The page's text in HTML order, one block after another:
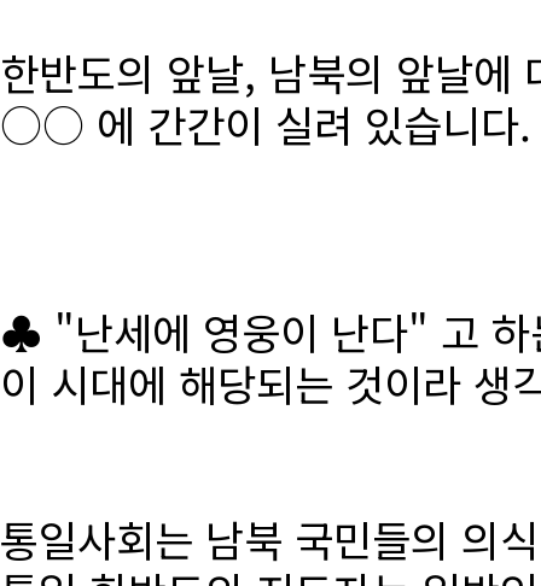
한반도의 앞날, 남북의 앞날에
○○ 에 간간이 실려 있습니다.
♣ "난세에 영웅이 난다" 고 하
이 시대에 해당되는 것이라 생
통일사회는 남북 국민들의 의